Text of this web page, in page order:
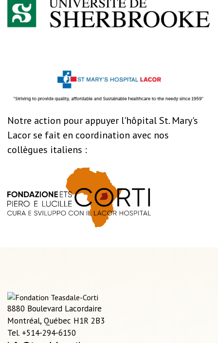
Notre action pour appuyer l'hôpital St. Mary's
Lacor se fait en coordination avec nos
collègues italiens :
8880 Boulevard Lacordaire
Montréal, Québec H1R 2B3
Tel. +514-294-6150